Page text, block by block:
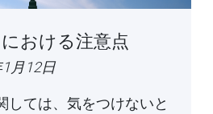
おける注意点
月12日
しては、気をつけないと